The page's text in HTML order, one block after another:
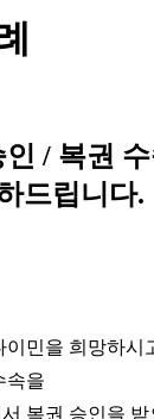
/ 복권
드립니다.
민을 희망하시
속을
복권 승인을 받